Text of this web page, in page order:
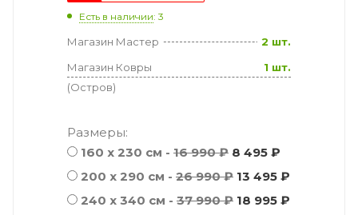
Есть в наличии: 3
Магазин Мастер
2 шт.
Магазин Ковры
(Остров)
1 шт.
Размеры:
160 x 230 см - 16 990 ₽ 8 495 ₽
200 x 290 см - 26 990 ₽ 13 495 ₽
240 x 340 см - 37 990 ₽ 18 995 ₽